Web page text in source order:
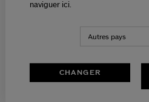
naviguer ici.
Autres pays
CHANGER